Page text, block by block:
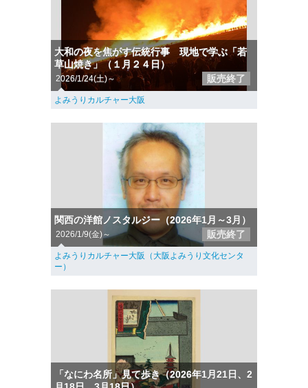
大和の夜を焦がす伝統行事 現地で学ぶ「若
草山焼き」（１月２４日）
2026/1/24(土)～ 販売終了
よみうりカルチャー大阪
関西の洋館ノスタルジー（2026年1月～3月）
2026/1/9(金)～ 販売終了
よみうりカルチャー大阪（大阪よみうり文化センタ
ー）
「なにわ名所」見て歩き（2026年1月21日、2